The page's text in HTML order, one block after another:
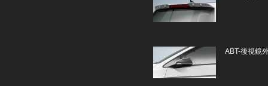
ABT-後視鏡